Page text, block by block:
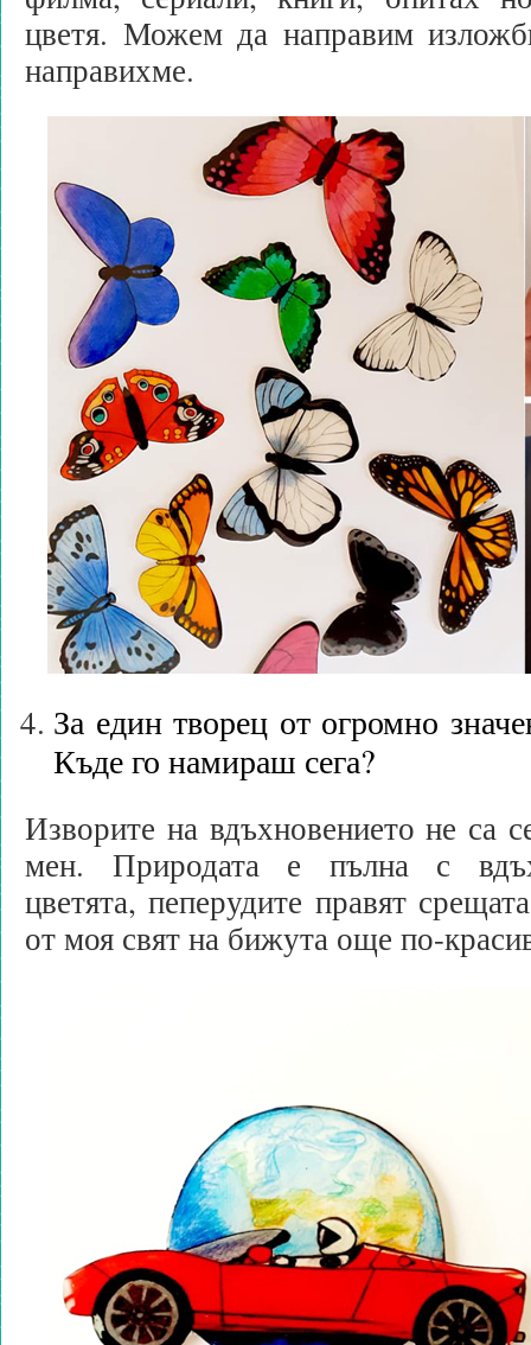
цветя. Можем да направим
направихме.
За един творец от огромно
Къде го намираш сега?
Изворите на вдъхновението не са
мен. Природата е пълна с
цветята, пеперудите правят
от моя свят на бижута още по-